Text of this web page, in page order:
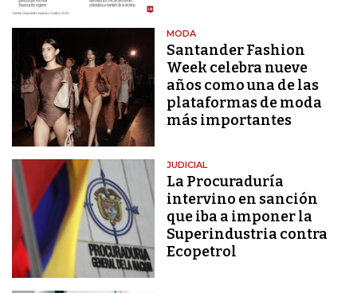
MODA
Santander Fashion
Week celebra nueve
años como una de las
plataformas de moda
más importantes
JUDICIAL
La Procuraduría
intervino en sanción
que iba a imponer la
Superindustria contra
Ecopetrol